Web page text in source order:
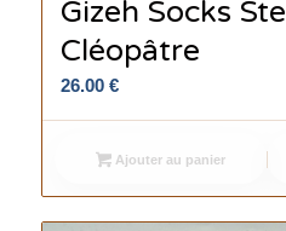
Gizeh Socks
Cléopâtre
26.00 €
Ajouter au panier